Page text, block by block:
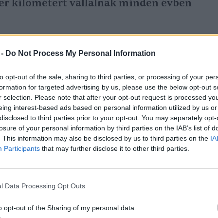
Do Not Process My Personal Information
opt-out of the sale, sharing to third parties, or processing of your
for targeted advertising by us, please use the below opt-out
selection. Please note that after your opt-out request is processed
interest-based ads based on personal information utilized by us
to third parties prior to your opt-out. You may separately
of your personal information by third parties on the IAB’s list of
This information may also be disclosed by us to third parties on the
Participants that may further disclose it to other third parties.
Data Processing Opt Outs
opt-out of the Sharing of my personal data.
kilométert vállalnak minden évben
a medencébe
szürkebegy és a hajnalmadár. Egyikük
és téli vendégként azonban
viszonylag kis számban, elsősorban a
Az ősz második felétőlkora tavaszig